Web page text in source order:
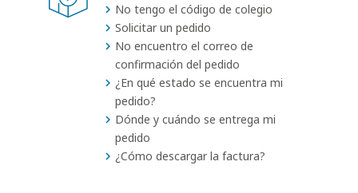
No tengo el código de colegio
Solicitar un pedido
No encuentro el correo de
confirmación del pedido
¿En qué estado se encuentra mi
pedido?
Dónde y cuándo se entrega mi
pedido
¿Cómo descargar la factura?